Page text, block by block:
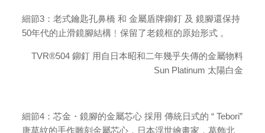
細節3：老式鑰匙孔鼻橋 和 金屬盾牌鉚釘 及 鏡腳還保持
50年代的止滑鏡腳結構﹗保留了老鏡框的原始形式 。
TVR®504 鉚釘 用自日本昭和二年幾乎失傳的金屬物料
Sun Platinum 太陽白金
細節4：芯金・鏡腳的金屬芯心 採用 傳統日式的 “ Tebori”
唐草紋的手作雕刻金屬芯心，日本浮世繪畫家，葛飾北